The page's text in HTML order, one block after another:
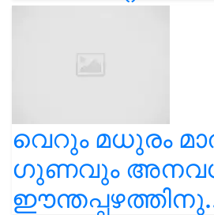
വെറും മധുരം
ഗുണവും